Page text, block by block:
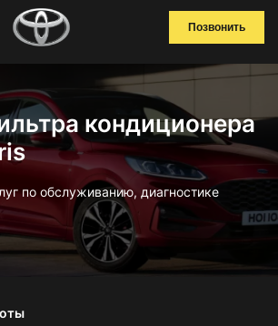
Позвонить
кондиционера
по обслуживанию, диагностике